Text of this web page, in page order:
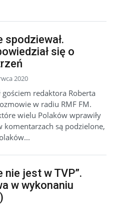
spodziewał.
się o
2020
gościem redaktora Roberta
w radiu RMF FM.
wielu Polaków wprawiły
komentarzach są podzielone,
nie jest w TVP”.
w wykonaniu